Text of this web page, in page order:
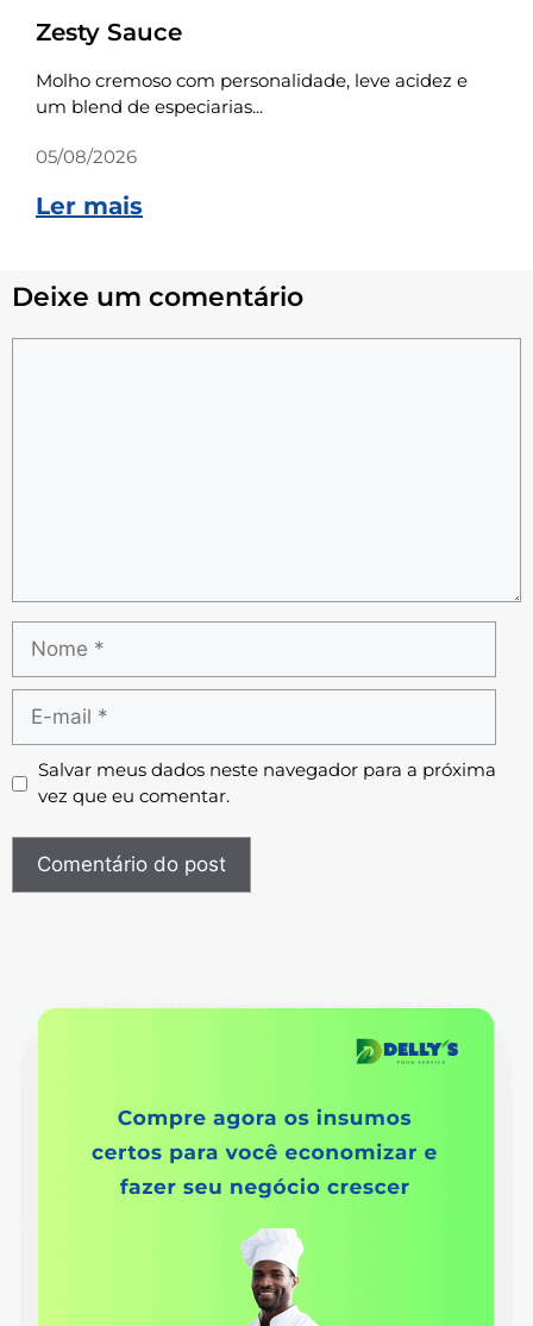
Zesty Sauce
Molho cremoso com personalidade, leve acidez e
um blend de especiarias...
05/08/2026
Ler mais
Deixe um comentário
Salvar meus dados neste navegador para a próxima
vez que eu comentar.